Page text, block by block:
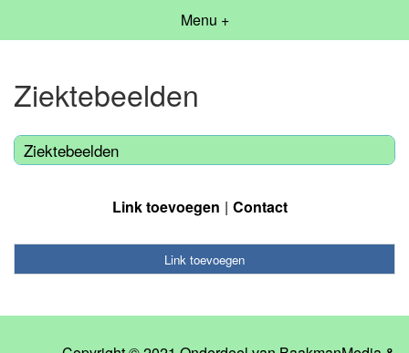
Menu +
Ziektebeelden
Ziektebeelden
Link toevoegen Contact
Link toevoegen